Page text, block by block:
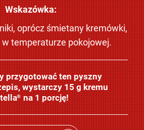
Wskazówka:
oprócz śmietany kremówki,
w temperaturze pokojowej.
przygotować ten pyszny
wystarczy 15 g kremu
® na 1 porcję!